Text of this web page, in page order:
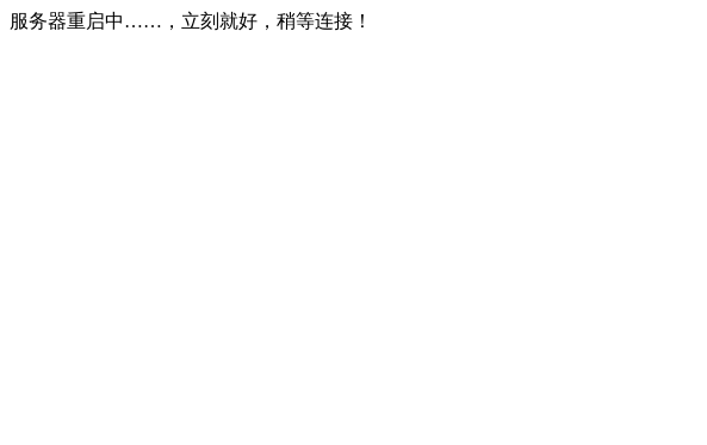
服务器重启中……，立刻就好，稍等连接！